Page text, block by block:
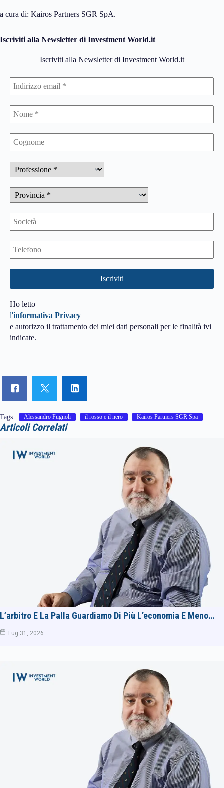
a cura di: Kairos Partners SGR SpA.
Iscriviti alla Newsletter di Investment World.it
Iscriviti alla Newsletter di Investment World.it
Ho letto
l'informativa Privacy
e autorizzo il trattamento dei miei dati personali per le finalità ivi
indicate.
Tags: Alessandro Fugnoli il rosso e il nero Kairos Partners SGR Spa
Articoli Correlati
L’arbitro E La Palla Guardiamo Di Più L’economia E Meno…
Lug 31, 2026